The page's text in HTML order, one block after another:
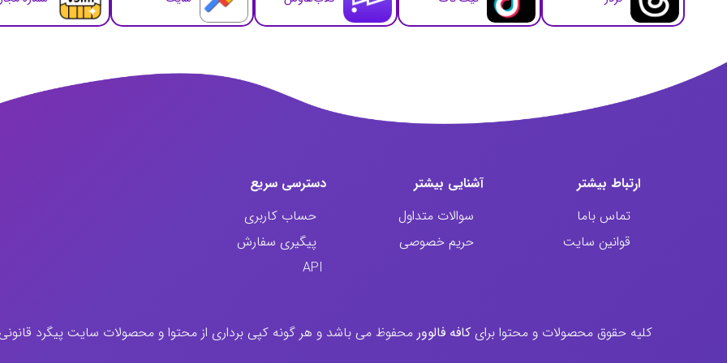
ارتباط‌ بیشتر
تماس باما
قوانین سایت
آشنایی بیشتر
سوالات متداول
حریم خصوصی
دسترسی سریع
حساب کاربری
پیگیری سفارش
API
کليه حقوق محصولات و محتوا برای کافه فالوور محفوظ می باشد و هر گونه کپی برداری از محتوا و محصولات سایت پیگرد